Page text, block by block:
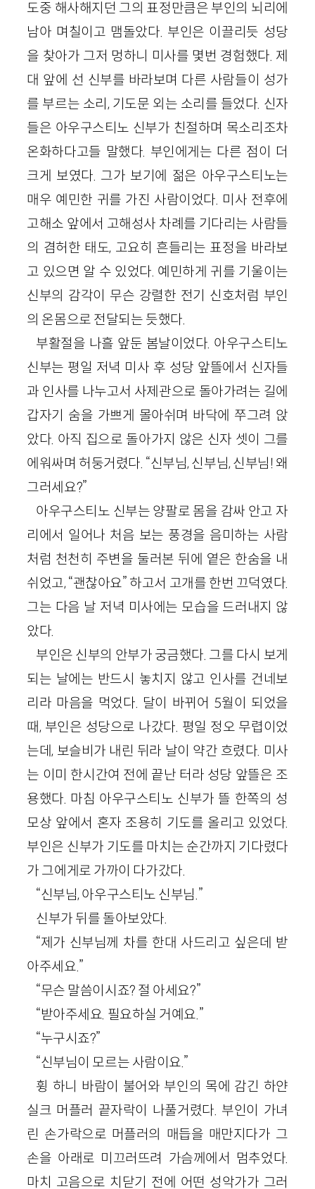
도중 해사해지던 그의 표정만큼은 부인의 뇌리에
남아 며칠이고 맴돌았다. 부인은 이끌리듯 성당
을 찾아가 그저 멍하니 미사를 몇번 경험했다. 제
대 앞에 선 신부를 바라보며 다른 사람들이 성가
를 부르는 소리, 기도문 외는 소리를 들었다. 신자
들은 아우구스티노 신부가 친절하며 목소리조차
온화하다고들 말했다. 부인에게는 다른 점이 더
크게 보였다. 그가 보기에 젊은 아우구스티노는
매우 예민한 귀를 가진 사람이었다. 미사 전후에
고해소 앞에서 고해성사 차례를 기다리는 사람들
의 겸허한 태도, 고요히 흔들리는 표정을 바라보
고 있으면 알 수 있었다. 예민하게 귀를 기울이는
신부의 감각이 무슨 강렬한 전기 신호처럼 부인
의 온몸으로 전달되는 듯했다.
부활절을 나흘 앞둔 봄날이었다. 아우구스티노
신부는 평일 저녁 미사 후 성당 앞뜰에서 신자들
과 인사를 나누고서 사제관으로 돌아가려는 길에
갑자기 숨을 가쁘게 몰아쉬며 바닥에 쭈그려 앉
았다. 아직 집으로 돌아가지 않은 신자 셋이 그를
에워싸며 허둥거렸다. “신부님, 신부님, 신부님! 왜
그러세요?”
아우구스티노 신부는 양팔로 몸을 감싸 안고 자
리에서 일어나 처음 보는 풍경을 음미하는 사람
처럼 천천히 주변을 둘러본 뒤에 옅은 한숨을 내
쉬었고, “괜찮아요” 하고서 고개를 한번 끄덕였다.
그는 다음 날 저녁 미사에는 모습을 드러내지 않
았다.
부인은 신부의 안부가 궁금했다. 그를 다시 보게
되는 날에는 반드시 놓치지 않고 인사를 건네보
리라 마음을 먹었다. 달이 바뀌어 5월이 되었을
때, 부인은 성당으로 나갔다. 평일 정오 무렵이었
는데, 보슬비가 내린 뒤라 날이 약간 흐렸다. 미사
는 이미 한시간여 전에 끝난 터라 성당 앞뜰은 조
용했다. 마침 아우구스티노 신부가 뜰 한쪽의 성
모상 앞에서 혼자 조용히 기도를 올리고 있었다.
부인은 신부가 기도를 마치는 순간까지 기다렸다
가 그에게로 가까이 다가갔다.
“신부님, 아우구스티노 신부님.”
신부가 뒤를 돌아보았다.
“제가 신부님께 차를 한대 사드리고 싶은데 받
아주세요.”
“무슨 말씀이시죠? 절 아세요?”
“받아주세요. 필요하실 거예요.”
“누구시죠?”
“신부님이 모르는 사람이요.”
휭 하니 바람이 불어와 부인의 목에 감긴 하얀
실크 머플러 끝자락이 나풀거렸다. 부인이 가녀
린 손가락으로 머플러의 매듭을 매만지다가 그
손을 아래로 미끄러뜨려 가슴께에서 멈추었다.
마치 고음으로 치닫기 전에 어떤 성악가가 그러